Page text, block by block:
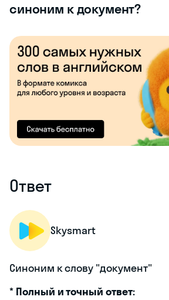
синоним к документ?
Ответ
Skysmart
Синоним к слову "документ"
* Полный и точный ответ: